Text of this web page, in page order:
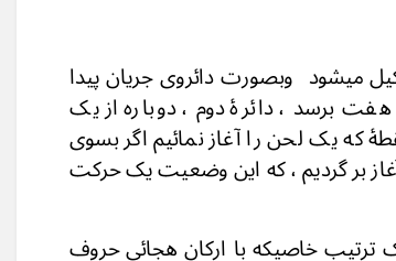
میشود وبصورت دائروی جریان پیدا
برسد ، دائرهٔ دوم ، دوباره از یک
یک لحن را آغاز نمائیم اگر بسوی
بر گردیم ، که این وضعیت یک حرکت
می آورد .
خاصیکه با ارکان هجائی حروف